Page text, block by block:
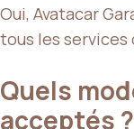
Oui, Avatacar
tous les services
Quels
acceptés ?